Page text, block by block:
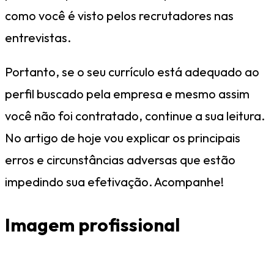
como você é visto pelos recrutadores nas
entrevistas.
Portanto, se o seu currículo está adequado ao
perfil buscado pela empresa e mesmo assim
você não foi contratado, continue a sua leitura.
No artigo de hoje vou explicar os principais
erros e circunstâncias adversas que estão
impedindo sua efetivação. Acompanhe!
Imagem profissional